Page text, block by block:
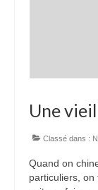
Une
Classé dans :
Quand on
particuliers,